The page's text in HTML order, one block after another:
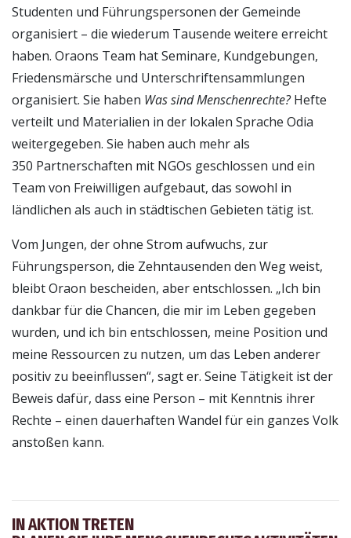
Studenten und Führungspersonen der Gemeinde
organisiert – die wiederum Tausende weitere erreicht
haben. Oraons Team hat Seminare, Kundgebungen,
Friedensmärsche und Unterschriftensammlungen
organisiert. Sie haben Was sind Menschenrechte?Hefte
verteilt und Materialien in der lokalen Sprache Odia
weitergegeben. Sie haben auch mehr als
350 Partnerschaften mit NGOs geschlossen und ein
Team von Freiwilligen aufgebaut, das sowohl in
ländlichen als auch in städtischen Gebieten tätig ist.
Vom Jungen, der ohne Strom aufwuchs, zur
Führungsperson, die Zehntausenden den Weg weist,
bleibt Oraon bescheiden, aber entschlossen. „Ich bin
dankbar für die Chancen, die mir im Leben gegeben
wurden, und ich bin entschlossen, meine Position und
meine Ressourcen zu nutzen, um das Leben anderer
positiv zu beeinflussen“, sagt er. Seine Tätigkeit ist der
Beweis dafür, dass eine Person – mit Kenntnis ihrer
Rechte – einen dauerhaften Wandel für ein ganzes Volk
anstoßen kann.
IN AKTION TRETEN